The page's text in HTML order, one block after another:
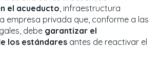
el acueducto, infraestructura
empresa privada que, conforme a las
debe garantizar el
los estándares antes de reactivar el